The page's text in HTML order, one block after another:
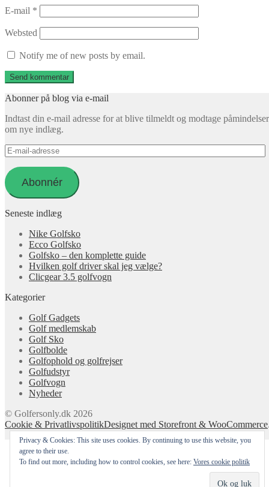
E-mail *
Websted
Notify me of new posts by email.
Abonner på blog via e-mail
Indtast din e-mail adresse for at blive tilmeldt og modtage påmindelser
om nye indlæg.
E-
mail-
adresse
Abonnér
Seneste indlæg
Nike Golfsko
Ecco Golfsko
Golfsko – den komplette guide
Hvilken golf driver skal jeg vælge?
Clicgear 3.5 golfvogn
Kategorier
Golf Gadgets
Golf medlemskab
Golf Sko
Golfbolde
Golfophold og golfrejser
Golfudstyr
Golfvogn
Nyheder
© Golfersonly.dk 2026
Cookie & PrivatlivspolitikDesignet med Storefront & WooCommerce
Min konto
Søg
Cart0
Privacy & Cookies: This site uses cookies. By continuing to use this website, you
agree to their use.
To find out more, including how to control cookies, see here: Vores cookie politik